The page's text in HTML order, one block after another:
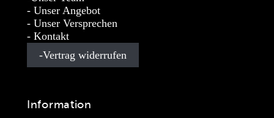
Unser Angebot
Unser Versprechen
Kontakt
Vertrag widerrufen
Information